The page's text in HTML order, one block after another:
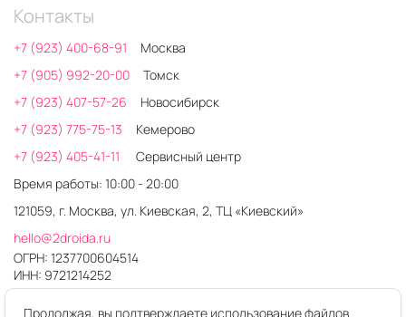
Контакты
+7 (923) 400-68-91
Москва
+7 (905) 992-20-00
Томск
+7 (923) 407-57-26
Новосибирск
+7 (923) 775-75-13
Кемерово
+7 (923) 405-41-11
Сервисный центр
Время работы: 10:00 - 20:00
121059, г. Москва, ул. Киевская, 2, ТЦ «Киевский»
hello@2droida.ru
ОГРН: 1237700604514
ИНН: 9721214252
Продолжая, вы подтверждаете использование файлов